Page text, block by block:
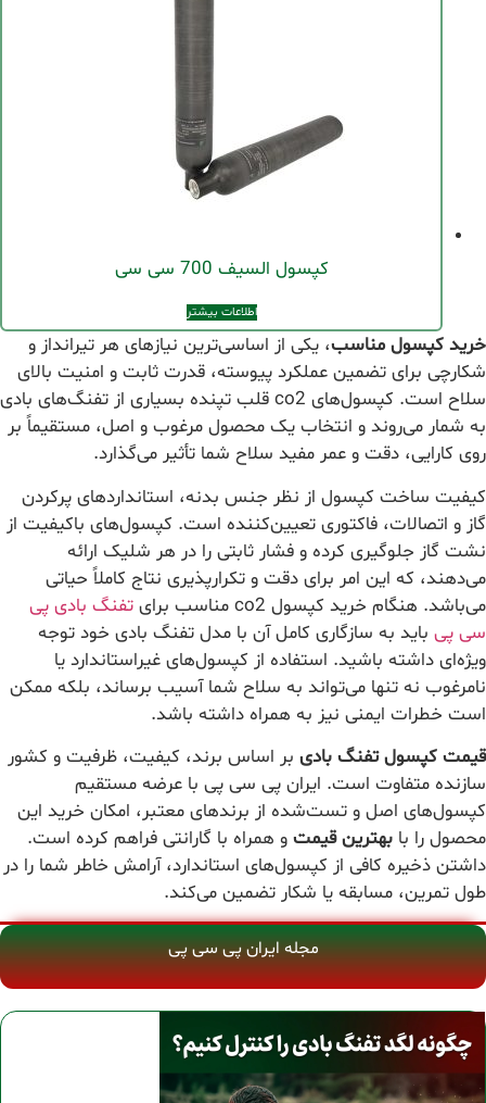
کپسول السیف 700 سی سی
اطلاعات بیشتر
خرید کپسول مناسب، یکی از اساسی‌ترین نیازهای هر تیرانداز و
شکارچی برای تضمین عملکرد پیوسته، قدرت ثابت و امنیت بالای
سلاح است. کپسول‌های co2 قلب تپنده بسیاری از تفنگ‌های بادی
به شمار می‌روند و انتخاب یک محصول مرغوب و اصل، مستقیماً بر
روی کارایی، دقت و عمر مفید سلاح شما تأثیر می‌گذارد.
کیفیت ساخت کپسول از نظر جنس بدنه، استانداردهای پرکردن
گاز و اتصالات، فاکتوری تعیین‌کننده است. کپسول‌های باکیفیت از
نشت گاز جلوگیری کرده و فشار ثابتی را در هر شلیک ارائه
می‌دهند، که این امر برای دقت و تکرارپذیری نتاج کاملاً حیاتی
می‌باشد. هنگام خرید کپسول co2 مناسب برای
تفنگ بادی پی
سی پی باید به سازگاری کامل آن با مدل تفنگ بادی خود توجه
ویژه‌ای داشته باشید. استفاده از کپسول‌های غیراستاندارد یا
نامرغوب نه تنها می‌تواند به سلاح شما آسیب برساند، بلکه ممکن
است خطرات ایمنی نیز به همراه داشته باشد.
قیمت کپسول تفنگ بادی بر اساس برند، کیفیت، ظرفیت و کشور
سازنده متفاوت است. ایران پی سی پی با عرضه مستقیم
کپسول‌های اصل و تست‌شده از برندهای معتبر، امکان خرید این
محصول را با بهترین قیمت و همراه با گارانتی فراهم کرده است.
داشتن ذخیره کافی از کپسول‌های استاندارد، آرامش خاطر شما را در
طول تمرین، مسابقه یا شکار تضمین می‌کند.
مجله ایران پی سی پی